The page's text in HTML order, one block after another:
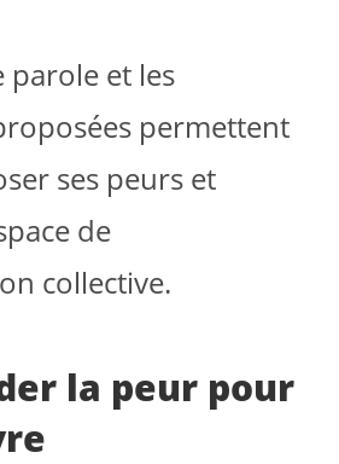
parole et les
permettent
ses peurs et
de
collective.
la peur pour